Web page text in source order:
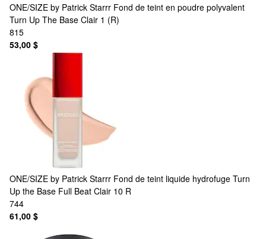
ONE/SIZE by Patrick Starrr Fond de teint en poudre polyvalent
Turn Up The Base Clair 1 (R)
815
53,00 $
ONE/SIZE by Patrick Starrr Fond de teint liquide hydrofuge Turn
Up the Base Full Beat Clair 10 R
744
61,00 $